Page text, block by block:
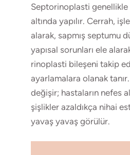
Septorinoplasti genellikle
altında yapılır. Cerrah,
alarak, sapmış septumu
yapısal sorunları ele
rinoplasti bileşeni takip
ayarlamalara olanak
değişir; hastaların nefes
şişlikler azaldıkça nihai
yavaş yavaş görülür.